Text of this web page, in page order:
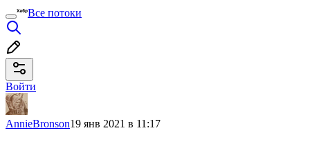
Все потоки
Войти
AnnieBronson19 янв 2021 в 11:17